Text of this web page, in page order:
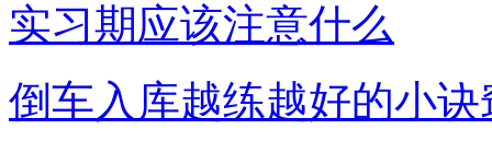
实习期应该注意什么
倒车入库越练越好的小诀